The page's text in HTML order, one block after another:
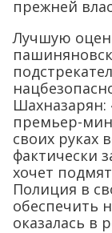
прежней
Лучшую
Шахназарян:
премьер-
своих руках
фактически
хочет
Полиция в
обеспечить
оказалась в